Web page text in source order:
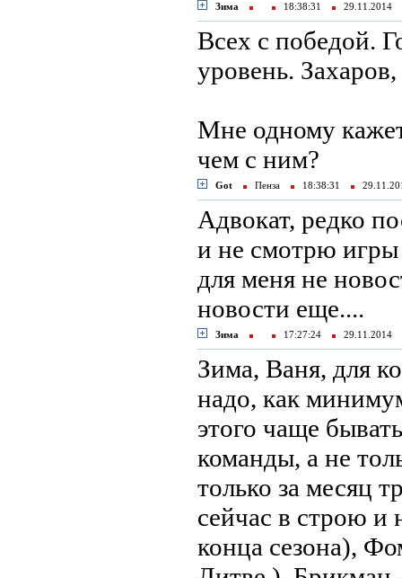
Зима 18:38:31 29.11.2014
Всех с победой.
уровень.
Мне одному
чем с ним?
Got Пенза 18:38:31
Адвокат, редко
и не смотрю игры
для меня не
новости еще....
Зима 17:27:24 29.11.2014
Зима, Ваня, для
надо, как
этого чаще
команды, а не
только за месяц
сейчас в строю
конца сезона),